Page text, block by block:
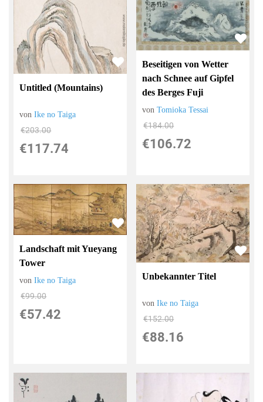
Untitled (Mountains)
vonIke no Taiga
€203.00
€117.74
Beseitigen von Wetter
nach Schnee auf Gipfel
des Berges Fuji
vonTomioka Tessai
€184.00
€106.72
Landschaft mit Yueyang
Tower
vonIke no Taiga
€99.00
€57.42
Unbekannter Titel
vonIke no Taiga
€152.00
€88.16